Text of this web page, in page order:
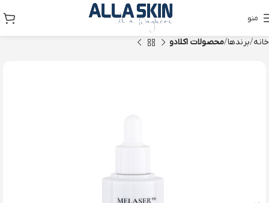
منو
خانه برندها محصولات اکلادو